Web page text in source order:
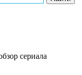
сериала